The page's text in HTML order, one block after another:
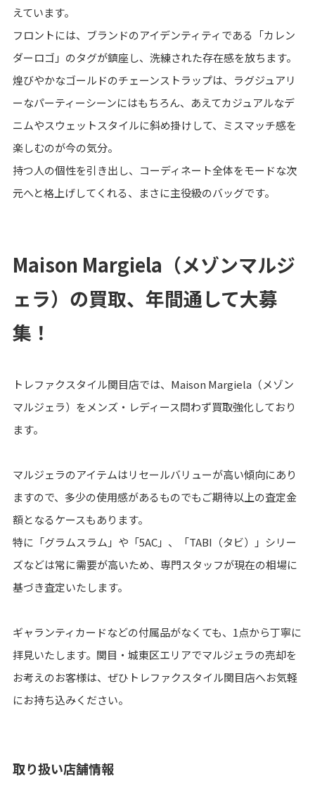
えています。
フロントには、ブランドのアイデンティティである「カレン
ダーロゴ」のタグが鎮座し、洗練された存在感を放ちます。
煌びやかなゴールドのチェーンストラップは、ラグジュアリ
ーなパーティーシーンにはもちろん、あえてカジュアルなデ
ニムやスウェットスタイルに斜め掛けして、ミスマッチ感を
楽しむのが今の気分。
持つ人の個性を引き出し、コーディネート全体をモードな次
元へと格上げしてくれる、まさに主役級のバッグです。
Maison Margiela（メゾンマルジ
ェラ）の買取、年間通して大募
集！
トレファクスタイル関目店では、Maison Margiela（メゾン
マルジェラ）をメンズ・レディース問わず買取強化しており
ます。
マルジェラのアイテムはリセールバリューが高い傾向にあり
ますので、多少の使用感があるものでもご期待以上の査定金
額となるケースもあります。
特に「グラムスラム」や「5AC」、「TABI（タビ）」シリー
ズなどは常に需要が高いため、専門スタッフが現在の相場に
基づき査定いたします。
ギャランティカードなどの付属品がなくても、1点から丁寧に
拝見いたします。関目・城東区エリアでマルジェラの売却を
お考えのお客様は、ぜひトレファクスタイル関目店へお気軽
にお持ち込みください。
取り扱い店舗情報